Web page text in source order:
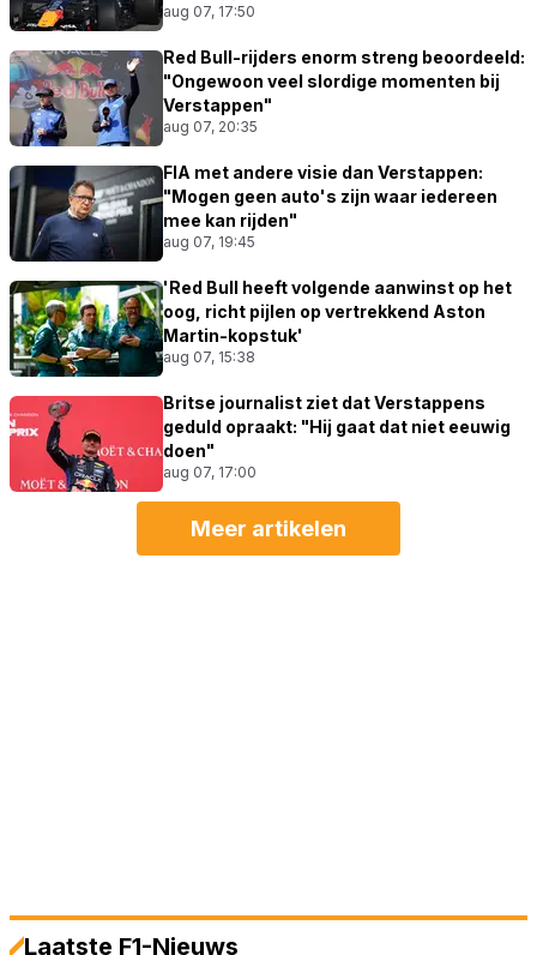
aug 07, 17:50
Red Bull-rijders enorm streng beoordeeld:
"Ongewoon veel slordige momenten bij
Verstappen"
aug 07, 20:35
FIA met andere visie dan Verstappen:
"Mogen geen auto's zijn waar iedereen
mee kan rijden"
aug 07, 19:45
'Red Bull heeft volgende aanwinst op het
oog, richt pijlen op vertrekkend Aston
Martin-kopstuk'
aug 07, 15:38
Britse journalist ziet dat Verstappens
geduld opraakt: "Hij gaat dat niet eeuwig
doen"
aug 07, 17:00
Meer artikelen
Laatste F1-Nieuws